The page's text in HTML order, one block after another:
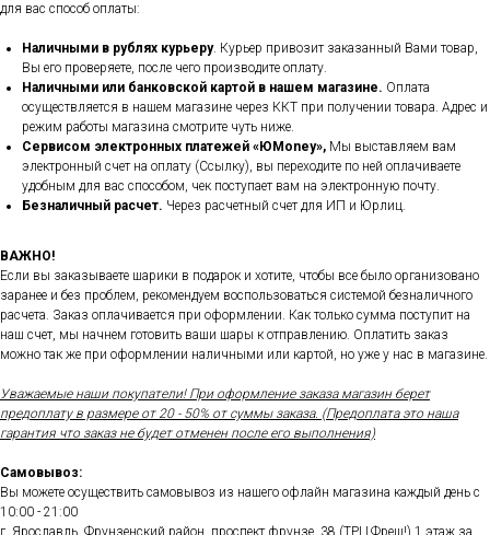
для вас способ оплаты:
Наличными в рублях курьеру. Курьер привозит заказанный Вами товар,
Вы его проверяете, после чего производите оплату.
Наличными или банковской картой в нашем магазине. Оплата
осуществляется в нашем магазине через ККТ при получении товара. Адрес и
режим работы магазина смотрите чуть ниже.
Сервисом электронных платежей «ЮMoney», Мы выставляем вам
электронный счет на оплату (Ссылку), вы переходите по ней оплачиваете
удобным для вас способом, чек поступает вам на электронную почту.
Безналичный расчет. Через расчетный счет для ИП и Юрлиц.
ВАЖНО!
Если вы заказываете шарики в подарок и хотите, чтобы все было организовано
заранее и без проблем, рекомендуем воспользоваться системой безналичного
расчета. Заказ оплачивается при оформлении. Как только сумма поступит на
наш счет, мы начнем готовить ваши шары к отправлению. Оплатить заказ
можно так же при оформлении наличными или картой, но уже у нас в магазине.
Уважаемые наши покупатели! При оформление заказа магазин берет
предоплату в размере от 20 - 50% от суммы заказа. (Предоплата это наша
гарантия что заказ не будет отменен после его выполнения)
Самовывоз:
Вы можете осуществить самовывоз из нашего офлайн магазина каждый день с
10:00 - 21:00